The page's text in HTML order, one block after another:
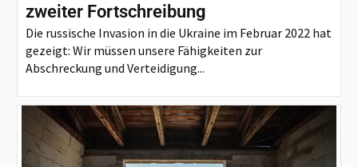
zweiter Fortschreibung
Die russische Invasion in die Ukraine im Februar 2022 hat
gezeigt: Wir müssen unsere Fähigkeiten zur
Abschreckung und Verteidigung...